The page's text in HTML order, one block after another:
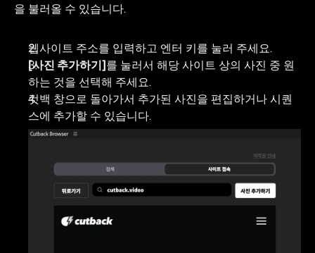
을 불러올 수 있습니다.
웹사이트 주소를 입력하고 엔터 키를 눌러 주세요.
[사진 추가하기]를 눌러서 해당 사이트 상의 사진 중 원
하는 것을 선택해 주세요.
컷백 창으로 돌아가서 추가된 사진을 편집하거나 시퀀
스에 추가할 수 있습니다.